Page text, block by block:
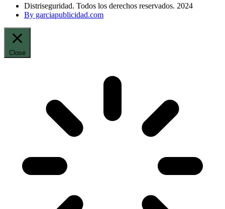
Distriseguridad. Todos los derechos reservados. 2024
By garciapublicidad.com
Close